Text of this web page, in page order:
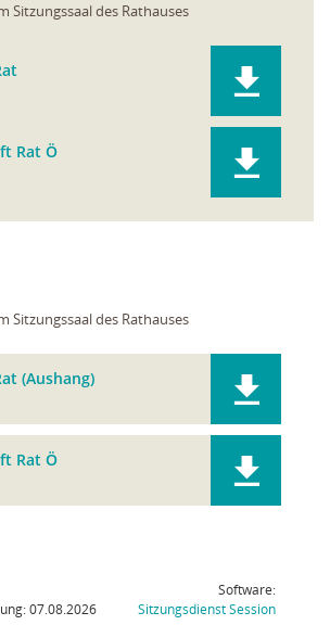
Sitzungssaal des Rathauses
Rat Ö
Sitzungssaal des Rathauses
(Aushang)
Rat Ö
07.08.2026
Software:
SitzungsdienstSession(Wird in